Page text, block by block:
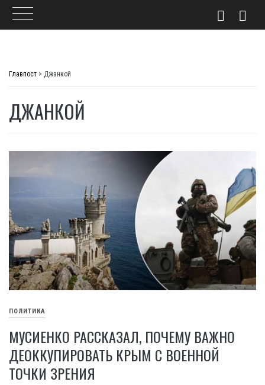
Главпост > Джанкой
ДЖАНКОЙ
ПОЛИТИКА
МУСИЕНКО РАССКАЗАЛ, ПОЧЕМУ ВАЖНО
ДЕОККУПИРОВАТЬ КРЫМ С ВОЕННОЙ
ТОЧКИ ЗРЕНИЯ